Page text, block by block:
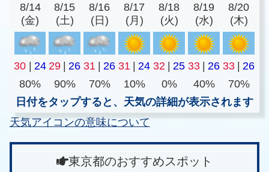
8/14
(金)
8/15
(土)
8/16
(日)
8/17
(月)
8/18
(火)
8/19
(水)
8/20
(木)
30 | 24 29 | 26 31 | 26 31 | 24 32 | 25 33 | 26 33 | 26
80%
90% 70% 10% 0% 40%
70%
日付をタップすると、天気の詳細が表示されます
天気アイコンの意味について
東京都のおすすめスポット